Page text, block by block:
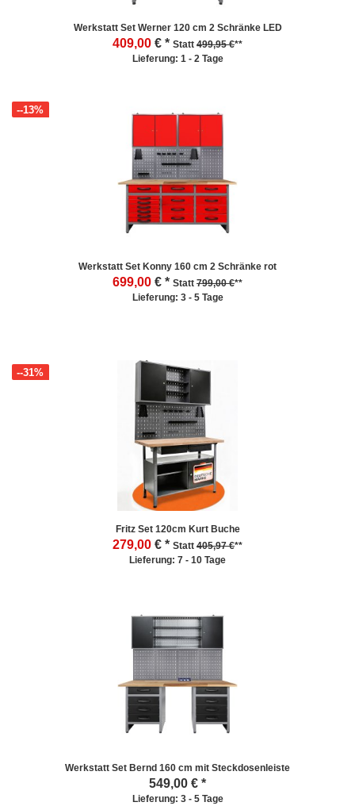
Werkstatt Set Werner 120 cm 2 Schränke LED
409,00 € * Statt 499,95 €**
Lieferung: 1 - 2 Tage
Werkstatt Set Konny 160 cm 2 Schränke rot
699,00
--13%
€ * Statt 799,00 €**
Lieferung: 3 - 5 Tage
Fritz Set 120cm Kurt Buche
279,00
--31%
€ * Statt 405,97 €**
Lieferung: 7 - 10 Tage
Werkstatt Set Bernd 160 cm mit Steckdosenleiste
549,00 € *
Lieferung: 3 - 5 Tage